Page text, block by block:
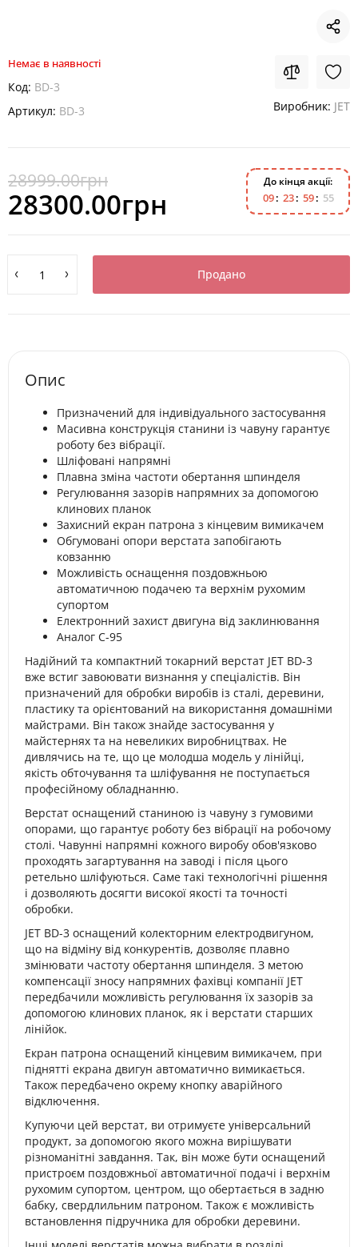
Немає в наявності
Код: BD-3
Артикул: BD-3 Виробник: JET
28999.00грн
28300.00грн
До кінця акції:
09 23 59 54
Продано
Опис
Призначений для індивідуального застосування
Масивна конструкція станини із чавуну гарантує
роботу без вібрації.
Шліфовані напрямні
Плавна зміна частоти обертання шпинделя
Регулювання зазорів напрямних за допомогою
клинових планок
Захисний екран патрона з кінцевим вимикачем
Обгумовані опори верстата запобігають
ковзанню
Можливість оснащення поздовжньою
автоматичною подачею та верхнім рухомим
супортом
Електронний захист двигуна від заклинювання
Аналог С-95
Надійний та компактний токарний верстат JET BD-3
вже встиг завоювати визнання у спеціалістів. Він
призначений для обробки виробів із сталі, деревини,
пластику та орієнтований на використання домашніми
майстрами. Він також знайде застосування у
майстернях та на невеликих виробництвах. Не
дивлячись на те, що це молодша модель у лінійці,
якість обточування та шліфування не поступається
професійному обладнанню.
Верстат оснащений станиною із чавуну з гумовими
опорами, що гарантує роботу без вібрації на робочому
столі. Чавунні напрямні кожного виробу обов'язково
проходять загартування на заводі і після цього
ретельно шліфуються. Саме такі технологічні рішення
і дозволяють досягти високої якості та точності
обробки.
JET BD-3 оснащений колекторним електродвигуном,
що на відміну від конкурентів, дозволяє плавно
змінювати частоту обертання шпинделя. З метою
компенсації зносу напрямних фахівці компанії JET
передбачили можливість регулювання їх зазорів за
допомогою клинових планок, як і верстати старших
лінійок.
Екран патрона оснащений кінцевим вимикачем, при
піднятті екрана двигун автоматично вимикається.
Також передбачено окрему кнопку аварійного
відключення.
Купуючи цей верстат, ви отримуєте універсальний
продукт, за допомогою якого можна вирішувати
різноманітні завдання. Так, він може бути оснащений
пристроєм поздовжньої автоматичної подачі і верхнім
рухомим супортом, центром, що обертається в задню
бабку, свердлильним патроном. Також є можливість
встановлення підручника для обробки деревини.